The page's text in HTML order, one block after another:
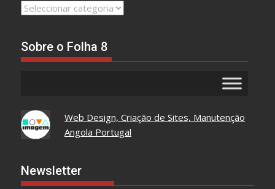
Leia
Sobre o Folha 8
Web Design, Criação de Sites, Manutenção
Angola Portugal
Newsletter